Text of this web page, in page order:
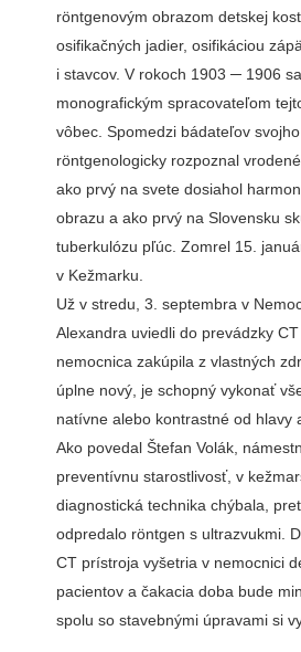
röntgenovým obrazom detskej
osifikačných jadier, osifikáciou
i stavcov. V rokoch 1903 ─ 1906
monografickým spracovateľom
vôbec. Spomedzi bádateľov
röntgenologicky rozpoznal
ako prvý na svete dosiahol
obrazu a ako prvý na Slovensku
tuberkulózu pľúc. Zomrel 15.
v Kežmarku.
Už v stredu, 3. septembra v
Alexandra uviedli do prevádzky
nemocnica zakúpila z vlastných
úplne nový, je schopný vykonať
natívne alebo kontrastné od hlavy
Ako povedal Štefan Volák,
preventívnu starostlivosť, v
diagnostická technika chýbala,
odpredalo rӧntgen s ultrazvukmi.
CT prístroja vyšetria v nemocnici
pacientov a čakacia doba bude
spolu so stavebnými úpravami si